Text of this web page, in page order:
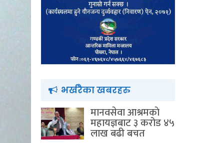
भर्खरैका खबरहरु
मानवसेवा आश्रमकाे‌
महायज्ञबाट ३ करोड ४५
लाख बढी बचत